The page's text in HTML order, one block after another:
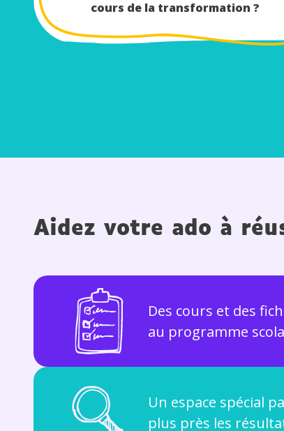
cours de la transformation ?
Aidez votre ado à
Des cours et des
au programme
Un espace spécial
plus près les